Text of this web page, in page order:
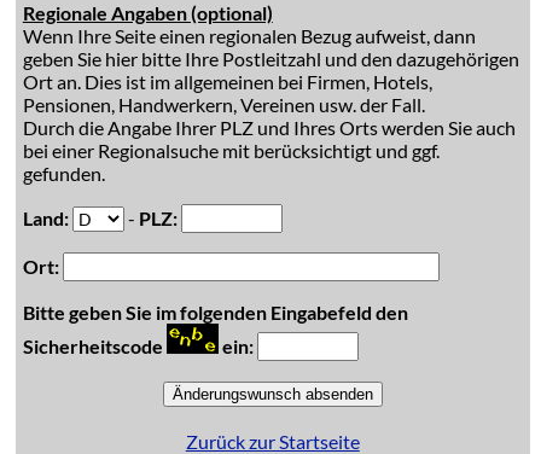
Regionale Angaben (optional)
Wenn Ihre Seite einen regionalen Bezug aufweist, dann
geben Sie hier bitte Ihre Postleitzahl und den dazugehörigen
Ort an. Dies ist im allgemeinen bei Firmen, Hotels,
Pensionen, Handwerkern, Vereinen usw. der Fall.
Durch die Angabe Ihrer PLZ und Ihres Orts werden Sie auch
bei einer Regionalsuche mit berücksichtigt und ggf.
gefunden.
Land:
- PLZ:
Ort:
Bitte geben Sie im folgenden Eingabefeld den
Sicherheitscode
ein:
Zurück zur Startseite